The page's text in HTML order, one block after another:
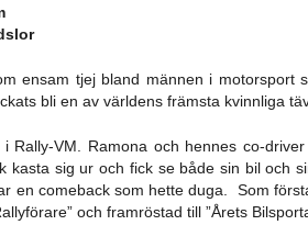
ensam tjej bland männen i
bli en av världens främsta kvinnliga
Rally-VM. Ramona och hennes co-
kasta sig ur och fick se både sin bil och
en comeback som hette duga. Som
och framröstad till ”Årets